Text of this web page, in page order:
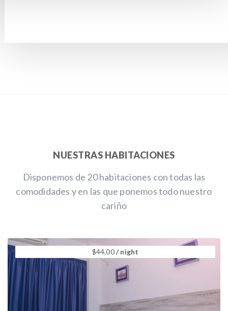
NUESTRAS HABITACIONES
Disponemos de 20 habitaciones con todas las
comodidades y en las que ponemos todo nuestro
cariño
$44,00/ night